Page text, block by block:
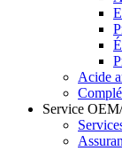
Acide
Service